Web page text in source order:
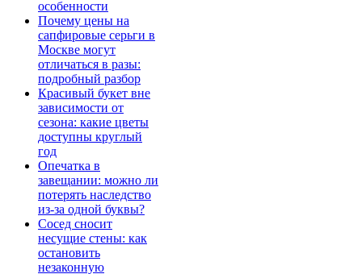
особенности
Почему цены на
сапфировые серьги в
Москве могут
отличаться в разы:
подробный разбор
Красивый букет вне
зависимости от
сезона: какие цветы
доступны круглый
год
Опечатка в
завещании: можно ли
потерять наследство
из-за одной буквы?
Сосед сносит
несущие стены: как
остановить
незаконную